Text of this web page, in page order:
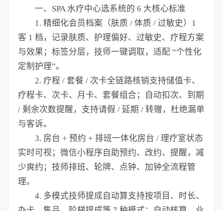
一、SPA 水疗中心选系统的 6 大核心标准
1. 精细化会员档案（肤质 / 体质 / 过敏史）1
客 1 档，记录肤质、护理偏好、过敏史、疗程方案
与效果；标签分层，技师一键调取，适配 “个性化
定制护理”。
2. 疗程 / 套餐 / 次卡全链路核销支持储值卡、
疗程卡、次卡、月卡、套餐组合；自动扣次、到期
/ 剩余次数提醒，支持请假 / 延期 / 转赠，杜绝漏单
与客诉。
3. 房台 + 预约 + 排班一体化房台 / 理疗室状态
实时可视；微信小程序自助预约、改约、提醒，减
少爽约；技师排班、轮牌、点钟、加钟全流程管
理。
4. 多模式技师提成自动算支持按项目、时长、